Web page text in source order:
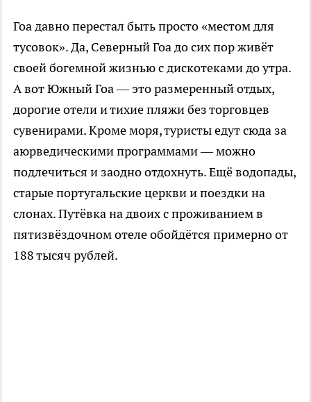
Гоа давно перестал быть просто «местом для
тусовок». Да, Северный Гоа до сих пор живёт
своей богемной жизнью с дискотеками до утра.
А вот Южный Гоа — это размеренный отдых,
дорогие отели и тихие пляжи без торговцев
сувенирами. Кроме моря, туристы едут сюда за
аюрведическими программами — можно
подлечиться и заодно отдохнуть. Ещё водопады,
старые португальские церкви и поездки на
слонах. Путёвка на двоих с проживанием в
пятизвёздочном отеле обойдётся примерно от
188 тысяч рублей.